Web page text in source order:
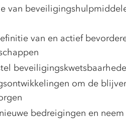
van
van en actief
om de
bedreigingen en